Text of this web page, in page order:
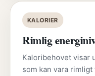
KALORIER
Rimlig
Kaloribehovet visar
som kan vara